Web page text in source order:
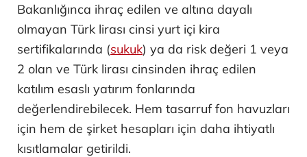
Bakanlığınca ihraç edilen ve altına dayalı
olmayan Türk lirası cinsi yurt içi kira
sertifikalarında (sukuk) ya da risk değeri 1 veya
2 olan ve Türk lirası cinsinden ihraç edilen
katılım esaslı yatırım fonlarında
değerlendirebilecek. Hem tasarruf fon havuzları
için hem de şirket hesapları için daha ihtiyatlı
kısıtlamalar getirildi.